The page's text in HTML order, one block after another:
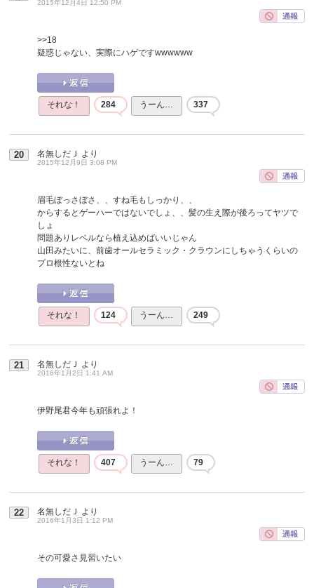
2015年12月4日 12:50 PM
>>18
疑惑じゃない、実際にハゲですwwwwww
それな！ 284 うーん… 337
20 名無しだＪ より
2015年12月9日 3:08 PM
眉毛ぼっさぼさ、、すね毛もしっかり、、
からするとゲーハーではないでしょ、、髪の生え際が後ろってヤツで
しょ
問題ありレベルなら植え込めばいいじゃん
山田みたいに、前歯オールセラミック・クラウンにしちゃうくらいの
プロ根性ないとね
それな！ 124 うーん… 249
21 名無しだＪ より
2016年1月2日 1:41 AM
伊野尾君今年も頑張れよ！
それな！ 407 うーん… 79
22 名無しだＪ より
2016年1月3日 1:12 PM
その可愛さ見習いたい